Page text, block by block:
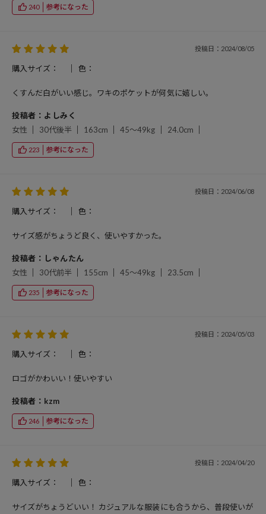
240 参考になった
投稿日：2024/08/05
購入サイズ： 色：
くすんだ白がいい感じ。ワキのポケットが何気に嬉しい。
投稿者：よしみく
女性
30代後半 163cm 45～49kg 24.0cm
223 参考になった
投稿日：2024/06/08
購入サイズ： 色：
サイズ感がちょうど良く、使いやすかった。
投稿者：しゃんたん
女性
30代前半 155cm 45～49kg 23.5cm
235 参考になった
投稿日：2024/05/03
購入サイズ： 色：
ロゴがかわいい！使いやすい
投稿者：kzm
246 参考になった
投稿日：2024/04/20
購入サイズ： 色：
サイズがちょうどいい！ カジュアルな服装にも合うから、普段使いが